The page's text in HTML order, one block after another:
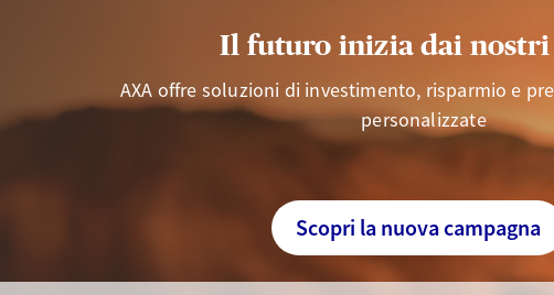
Il futuro inizia dai nostri
AXA offre soluzioni di investimento, risparmio e
personalizzate
Scopri la nuova campagna